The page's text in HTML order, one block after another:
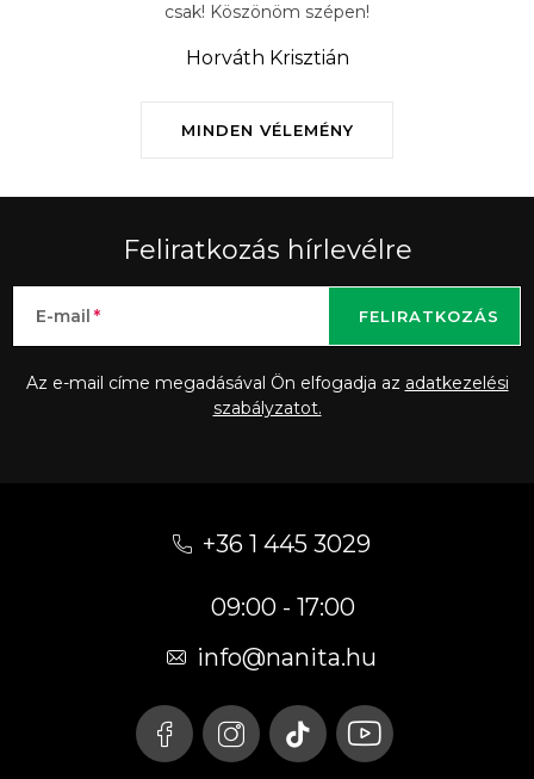
MINDEN VÉLEMÉNY
csak! Köszönöm szépen!
Horváth Krisztián
Feliratkozás hírlevélre
E-mail
Az e-mail címe megadásával Ön elfogadja az adatkezelési
szabályzatot.
FELIRATKOZÁS
+36 1 445 3029
09:00 - 17:00
info@nanita.hu